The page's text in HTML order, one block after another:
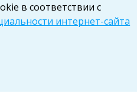
в соответствии с
интернет-сайта